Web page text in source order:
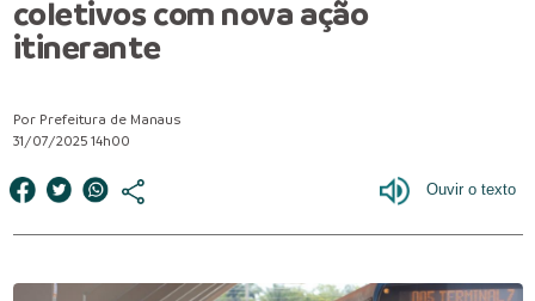
coletivos com nova ação
itinerante
Por Prefeitura de Manaus
31/07/2025 14h00